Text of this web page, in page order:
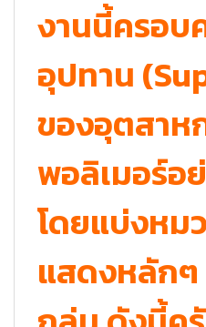
งานนี้ครอบ
อุปทาน
ของอุตสาห
พอลิเมอร์อ
โดยแบ่งหม
แสดงหลักๆ